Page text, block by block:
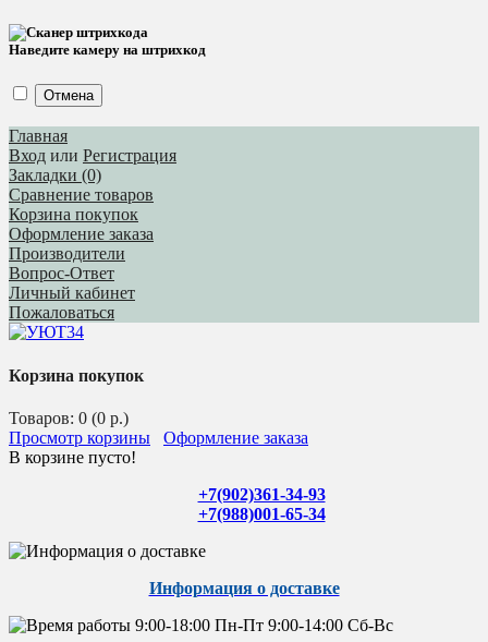
Наведите камеру на штрихкод
Отмена
Главная
Вход или Регистрация
Закладки (0)
Сравнение товаров
Корзина покупок
Оформление заказа
Производители
Вопрос-Ответ
Личный кабинет
Пожаловаться
Корзина покупок
Товаров: 0 (0 р.)
Просмотр корзины
Оформление заказа
В корзине пусто!
+7(902)361-34-93
+7(988)001-65-34
Информация о доставке